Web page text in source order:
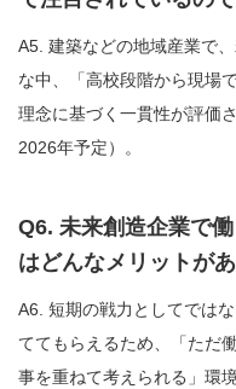
A5. 建築などの地域産業で
な中、「高校段階から現場
理念に基づく一貫性が評価
2026年予定）。
Q6. 未来創造企業で
はどんなメリットが
A6. 短期の戦力としてでは
ててもらえるため、「ただ
事を重ねて考えられる」環